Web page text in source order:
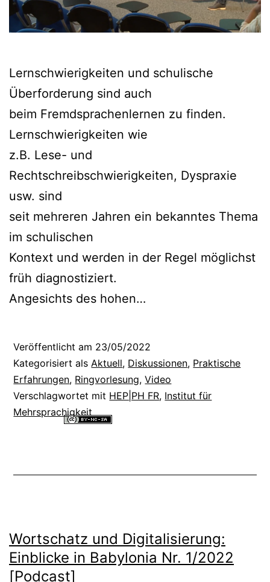
Lernschwierigkeiten und schulische
Überforderung sind auch
beim Fremdsprachenlernen zu finden.
Lernschwierigkeiten wie
z.B. Lese- und
Rechtschreibschwierigkeiten, Dyspraxie
usw. sind
seit mehreren Jahren ein bekanntes Thema
im schulischen
Kontext und werden in der Regel möglichst
früh diagnostiziert.
Angesichts des hohen…
Veröffentlicht am 23/05/2022
Kategorisiert als Aktuell, Diskussionen, Praktische
Erfahrungen, Ringvorlesung,Video
Verschlagwortet mit HEP|PH FR, Institut für
Mehrsprachigkeit
Wortschatz und Digitalisierung:
Einblicke in Babylonia Nr. 1/2022
[Podcast]